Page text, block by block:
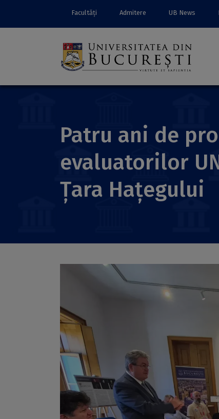
Facultăți Admitere UB News
Patru ani de
evaluatorilor
Țara Hațegului